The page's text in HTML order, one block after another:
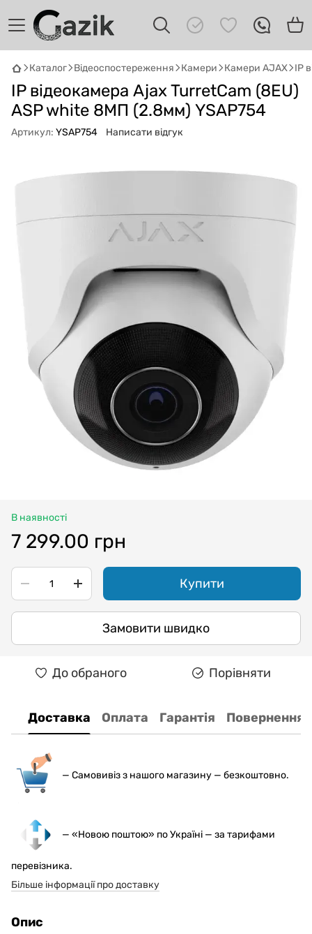
Каталог Відеоспостереження Камери Камери AJAX IP
IP відеокамера Ajax TurretCam (8EU)
ASP white 8МП (2.8мм) YSAP754
Артикул: YSAP754 Написати відгук
В наявності
7 299.00 грн
Купити
Замовити швидко
До обраного Порівняти
Доставка Оплата Гарантія Повернення
— Самовивіз з нашого магазину — безкоштовно.
— «Новою поштою» по Україні — за тарифами
перевізника.
Більше інформації про доставку
Опис
GAZIKAI
Онлайн · пошук техніки
підібрати вживану комп'ютерну техніку.